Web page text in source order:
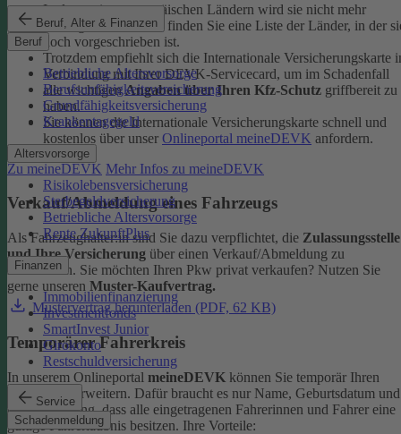
Beruf, Alter & Finanzen
Beruf
Betriebliche Altersvorsorge
Berufsunfähigkeitsversicherung
Grundfähigkeitsversicherung
Krankentagegeld
Altersvorsorge
Risikolebensversicherung
Sterbegeldversicherung
Betriebliche Altersvorsorge
Rente ZukunftPlus
Finanzen
Immobilienfinanzierung
Investmentfonds
SmartInvest Junior
Girokonto
Restschuldversicherung
Service
Schadenmeldung
In den meisten europäischen Ländern wird sie nicht mehr
verlangt. In denFAQ
finden Sie eine Liste der Länder, in der
noch vorgeschrieben ist.
Trotzdem empfiehlt sich die Internationale Versicherungskarte
Verbindung mit Ihrer DEVK-Servicecard, um im Schadenfall
alle wichtigenAngaben über Ihren Kfz-Schutz griffbereit zu
haben.
Sie können die Internationale Versicherungskarte schnell und
kostenlos über unser Onlineportal meineDEVK anfordern.
Zu meineDEVK Mehr Infos zu meineDEVK
Verkauf/Abmeldung eines Fahrzeugs
Als Fahrzeughalter:in sind Sie dazu verpflichtet, die Zulassungsstelle
und Ihre Versicherung über einen Verkauf/Abmeldung zu
informieren. Sie möchten Ihren Pkw privat verkaufen? Nutzen Sie
gerne unseren Muster-Kaufvertrag.
Mustervertrag herunterladen (PDF, 62 KB)
Temporärer Fahrerkreis
In unserem Onlineportal meineDEVK können Sie temporär Ihren
Fahrerkreis erweitern. Dafür braucht es nur Name, Geburtsdatum und
die Bestätigung, dass alle eingetragenen Fahrerinnen und Fahrer eine
gültige Fahrerlaubnis besitzen. Ihre Vorteile: